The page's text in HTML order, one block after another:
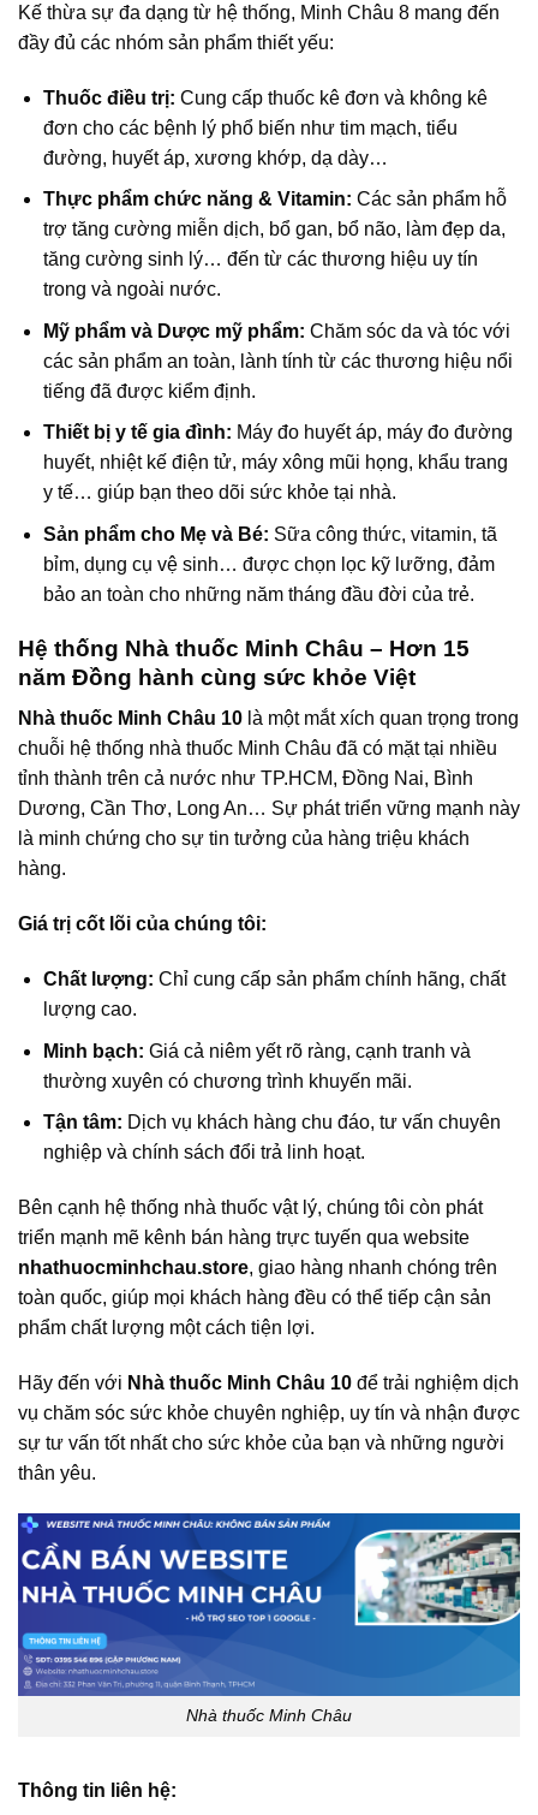
Kế thừa sự đa dạng từ hệ thống, Minh Châu 8 mang đến
đầy đủ các nhóm sản phẩm thiết yếu:
Thuốc điều trị: Cung cấp thuốc kê đơn và không kê
đơn cho các bệnh lý phổ biến như tim mạch, tiểu
đường, huyết áp, xương khớp, dạ dày…
Thực phẩm chức năng & Vitamin: Các sản phẩm hỗ
trợ tăng cường miễn dịch, bổ gan, bổ não, làm đẹp da,
tăng cường sinh lý… đến từ các thương hiệu uy tín
trong và ngoài nước.
Mỹ phẩm và Dược mỹ phẩm: Chăm sóc da và tóc với
các sản phẩm an toàn, lành tính từ các thương hiệu nổi
tiếng đã được kiểm định.
Thiết bị y tế gia đình: Máy đo huyết áp, máy đo đường
huyết, nhiệt kế điện tử, máy xông mũi họng, khẩu trang
y tế… giúp bạn theo dõi sức khỏe tại nhà.
Sản phẩm cho Mẹ và Bé: Sữa công thức, vitamin, tã
bỉm, dụng cụ vệ sinh… được chọn lọc kỹ lưỡng, đảm
bảo an toàn cho những năm tháng đầu đời của trẻ.
Hệ thống Nhà thuốc Minh Châu – Hơn 15
năm Đồng hành cùng sức khỏe Việt
Nhà thuốc Minh Châu 10 là một mắt xích quan trọng trong
chuỗi hệ thống nhà thuốc Minh Châu đã có mặt tại nhiều
tỉnh thành trên cả nước như TP.HCM, Đồng Nai, Bình
Dương, Cần Thơ, Long An… Sự phát triển vững mạnh này
là minh chứng cho sự tin tưởng của hàng triệu khách
hàng.
Giá trị cốt lõi của chúng tôi:
Chất lượng: Chỉ cung cấp sản phẩm chính hãng, chất
lượng cao.
Minh bạch: Giá cả niêm yết rõ ràng, cạnh tranh và
thường xuyên có chương trình khuyến mãi.
Tận tâm: Dịch vụ khách hàng chu đáo, tư vấn chuyên
nghiệp và chính sách đổi trả linh hoạt.
Bên cạnh hệ thống nhà thuốc vật lý, chúng tôi còn phát
triển mạnh mẽ kênh bán hàng trực tuyến qua website
nhathuocminhchau.store, giao hàng nhanh chóng trên
toàn quốc, giúp mọi khách hàng đều có thể tiếp cận sản
phẩm chất lượng một cách tiện lợi.
Hãy đến với Nhà thuốc Minh Châu 10 để trải nghiệm dịch
vụ chăm sóc sức khỏe chuyên nghiệp, uy tín và nhận được
sự tư vấn tốt nhất cho sức khỏe của bạn và những người
thân yêu.
Nhà thuốc Minh Châu
Thông tin liên hệ: